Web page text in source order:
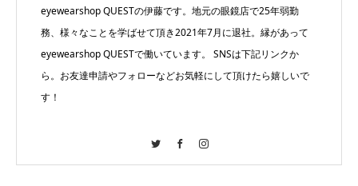
eyewearshop QUESTの伊藤です。地元の眼鏡店で25年弱勤
務、様々なことを学ばせて頂き2021年7月に退社。縁があって
eyewearshop QUESTで働いています。 SNSは下記リンクか
ら。お友達申請やフォローなどお気軽にして頂けたら嬉しいで
す！